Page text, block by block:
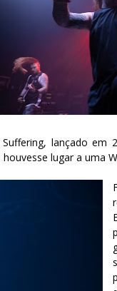
lançado em
lugar a uma